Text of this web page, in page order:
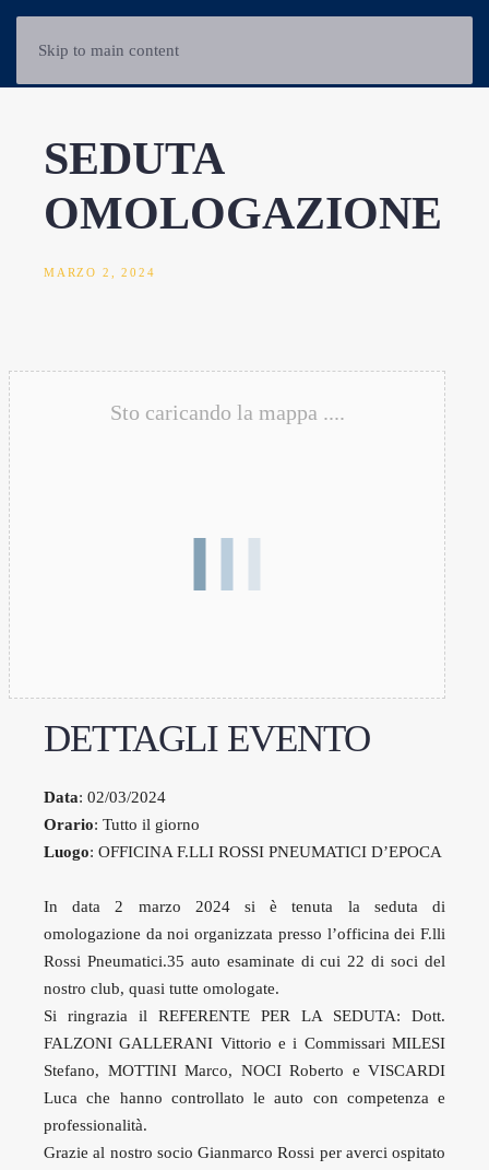
Skip to main content
SEDUTA
OMOLOGAZIONE
MARZO 2, 2024
Sto caricando la mappa ....
DETTAGLI EVENTO
Data: 02/03/2024
Orario: Tutto il giorno
Luogo: OFFICINA F.LLI ROSSI PNEUMATICI D’EPOCA
In data 2 marzo 2024 si è tenuta la seduta di
omologazione da noi organizzata presso l’officina dei F.lli
Rossi Pneumatici.35 auto esaminate di cui 22 di soci del
nostro club, quasi tutte omologate.
Si ringrazia il REFERENTE PER LA SEDUTA: Dott.
FALZONI GALLERANI Vittorio e i Commissari MILESI
Stefano, MOTTINI Marco, NOCI Roberto e VISCARDI
Luca che hanno controllato le auto con competenza e
professionalità.
Grazie al nostro socio Gianmarco Rossi per averci ospitato